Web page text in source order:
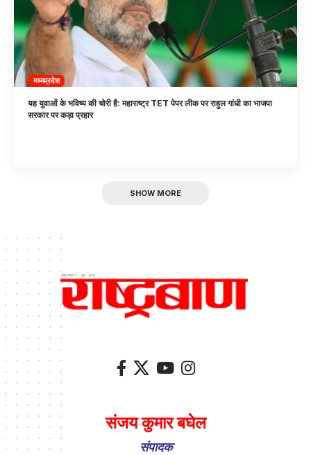
मध्यप्रदेश
यह युवाओं के भविष्य की चोरी है: महाराष्ट्र TET पेपर लीक पर राहुल गांधी का भाजपा
सरकार पर कड़ा प्रहार
SHOW MORE
संजय कुमार बघेल
संपादक